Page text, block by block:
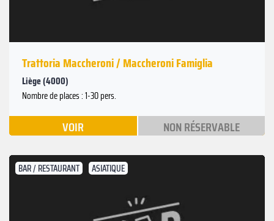
Trattoria Maccheroni / Maccheroni Famiglia
Liège (4000)
Nombre de places : 1-30 pers.
VOIR NON RÉSERVABLE
BAR / RESTAURANT ASIATIQUE